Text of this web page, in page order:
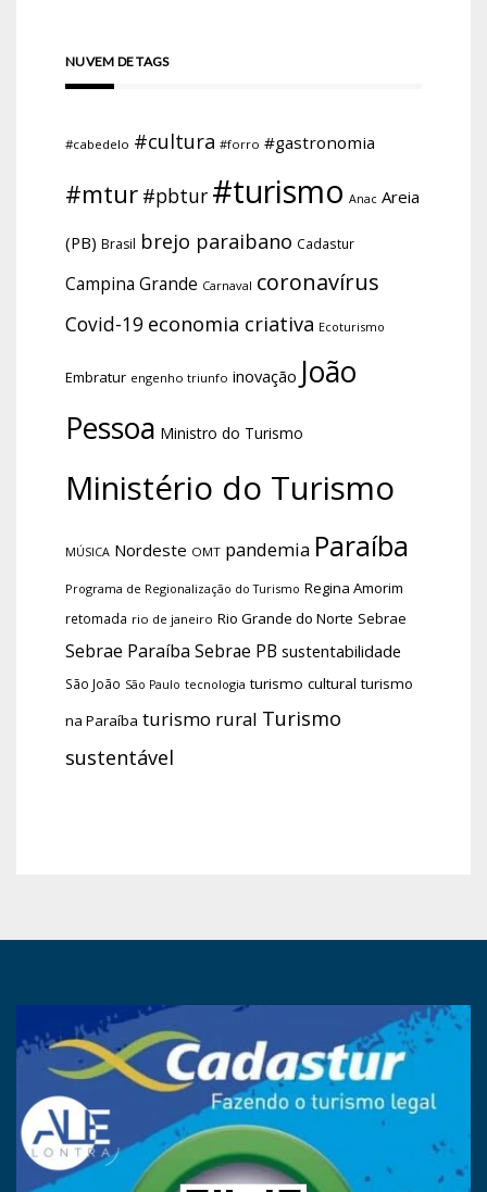
NUVEM DE TAGS
#cabedelo #cultura #forro #gastronomia
#mtur #pbtur #turismo Anac Areia
(PB) Brasil brejo paraibano Cadastur
Campina Grande Carnaval coronavírus
Covid-19 economia criativa Ecoturismo
Embratur engenho triunfo inovação João
Pessoa Ministro do Turismo
Ministério do Turismo
MÚSICA Nordeste OMT pandemia Paraíba
Programa de Regionalização do Turismo Regina Amorim
retomada rio de janeiro Rio Grande do Norte Sebrae
Sebrae Paraíba Sebrae PB sustentabilidade
São João São Paulo tecnologia turismo cultural turismo
na Paraíba turismo rural Turismo
sustentável